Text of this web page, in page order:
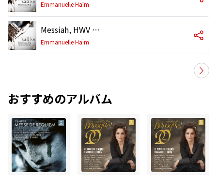
Emmanuelle Haïm
Messiah, HWV 56, Pt. 2, Scene 4: Chorus. "Let All the Angels of God Worship Him"
Emmanuelle Haïm
おすすめのアルバム